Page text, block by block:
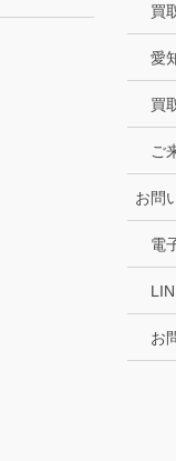
買
愛
買
ご
お問
電
お